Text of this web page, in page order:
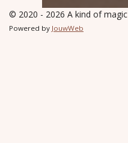
© 2020 - 2026 A kind of magic
Powered by JouwWeb